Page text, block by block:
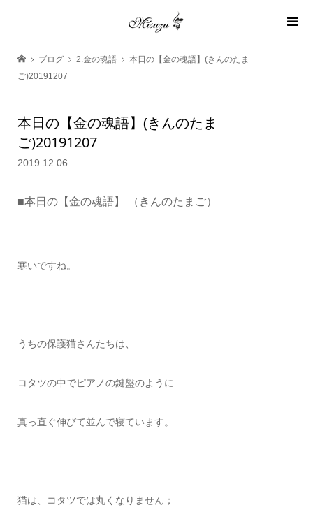
ブログ 2.金の魂語
本日の【金の魂語】(きんのたま
ご)20191207
本日の【金の魂語】(きんのたま
ご)20191207
2019.12.06
■本日の【金の魂語】 （きんのたまご）
寒いですね。
うちの保護猫さんたちは、
コタツの中でピアノの鍵盤のように
真っ直ぐ伸びて並んで寝ています。
猫は、コタツでは丸くなりません；